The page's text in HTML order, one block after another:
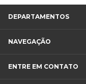
DEPARTAMENTOS
NAVEGAÇÃO
ENTRE EM CONTATO